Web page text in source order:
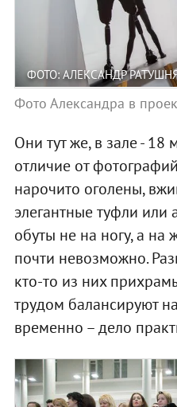
ФОТО: АЛЕКСАНДР
Фото Александра в
Они тут же, в зале -
отличие от
нарочито оголены,
элегантные туфли или
обуты не на ногу, а на
почти невозможно.
кто-то из них
трудом балансируют
временно – дело